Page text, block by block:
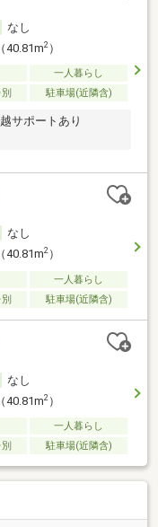
なし
40.81m2）
一人暮らし
駐車場(近隣含)
サポートあり
なし
40.81m2）
一人暮らし
駐車場(近隣含)
なし
40.81m2）
一人暮らし
駐車場(近隣含)